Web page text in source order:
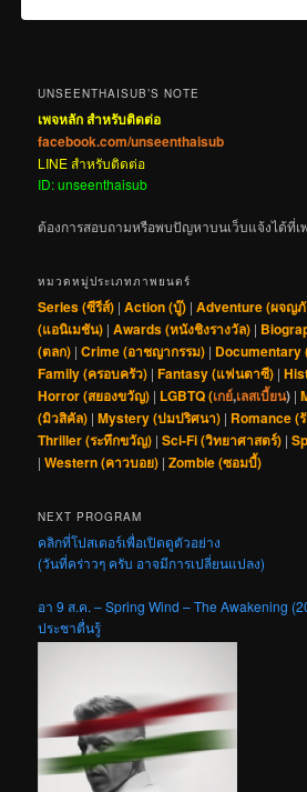
UNSEENTHAISUB’S NOTE
เพจหลัก สำหรับติดต่อ
facebook.com/unseenthaisub
LINE สำหรับติดต่อ
ID: unseenthaisub
ต้องการสอบถามหรือพบปัญหาบนเว็บแจ้งได้ที่เ
หมวดหมู่ประเภทภาพยนตร์
Series (ซีรีส์) |Action (บู๊) |Adventure (ผจญ
(แอนิเมชัน) |Awards (หนังชิงรางวัล) |
(ตลก) |Crime (อาชญากรรม) | Documentary
Family (ครอบครัว) |Fantasy (แฟนตาซี) |
Horror (สยองขวัญ) | LGBTQ (เกย์,เลสเบี้ยน) |
(มิวสิคัล) |Mystery (ปมปริศนา) | Romance (
Thriller (ระทึกขวัญ) |Sci-Fi (วิทยาศาสตร์) |
|Western (คาวบอย) |Zombie (ซอมบี้)
NEXT PROGRAM
คลิกที่โปสเตอร์เพื่อเปิดดูตัวอย่าง
(วันที่คร่าวๆ ครับ อาจมีการเปลี่ยนแปลง)
อา 9 ส.ค. – Spring Wind – The Awakening
ประชาตื่นรู้